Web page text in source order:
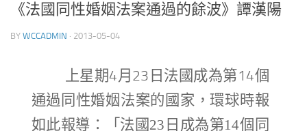
《法國同性婚姻法案通過的餘波》譚漢陽
BY WCCADMIN · 2013-05-04
上星期4月23日法國成為第14個
通過同性婚姻法案的國家，環球時報
如此報導：「 法國23日成為第14個同